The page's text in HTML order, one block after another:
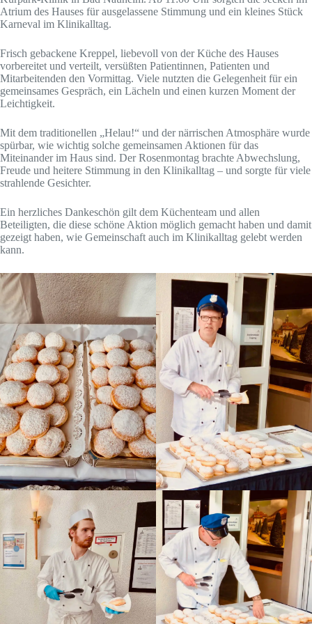
Atrium des Hauses für ausgelassene Stimmung und ein kleines Stück
Karneval im Klinikalltag.
Frisch gebackene Kreppel, liebevoll von der Küche des Hauses
vorbereitet und verteilt, versüßten Patientinnen, Patienten und
Mitarbeitenden den Vormittag. Viele nutzten die Gelegenheit für ein
gemeinsames Gespräch, ein Lächeln und einen kurzen Moment der
Leichtigkeit.
Mit dem traditionellen „Helau!“ und der närrischen Atmosphäre wurde
spürbar, wie wichtig solche gemeinsamen Aktionen für das
Miteinander im Haus sind. Der Rosenmontag brachte Abwechslung,
Freude und heitere Stimmung in den Klinikalltag – und sorgte für viele
strahlende Gesichter.
Ein herzliches Dankeschön gilt dem Küchenteam und allen
Beteiligten, die diese schöne Aktion möglich gemacht haben und damit
gezeigt haben, wie Gemeinschaft auch im Klinikalltag gelebt werden
kann.